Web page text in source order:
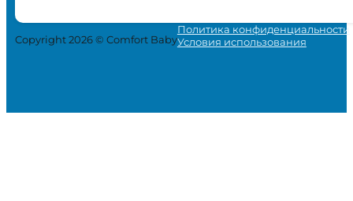
Copyright 2026 © Comfort Baby
Политика конфиденциальности
Условия использования